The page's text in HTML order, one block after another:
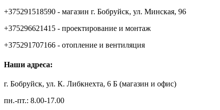
+375291518590 - магазин г. Бобруйск, ул. Минская, 96
+375296621415 - проектирование и монтаж
+375291707166 - отопление и вентиляция
Наши адреса:
г. Бобруйск, ул. К. Либкнехта, 6 Б (магазин и офис)
пн.-пт.: 8.00-17.00